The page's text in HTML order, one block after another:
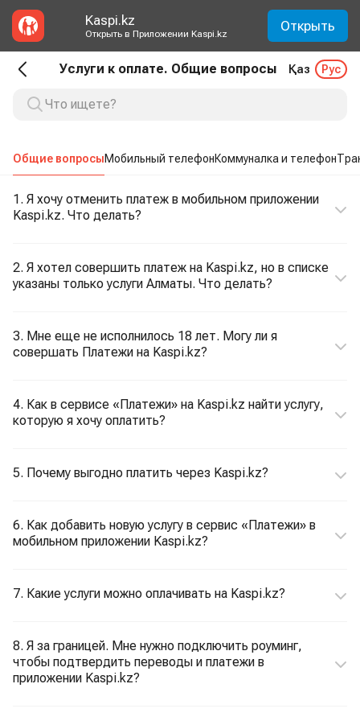
Kaspi.kz
Открыть в Приложении Kaspi.kz Открыть
Услуги к оплате. Общие вопросы Қаз Рус
Общие вопросыМобильный телефонКоммуналка и телефон
1. Я хочу отменить платеж в мобильном приложении
Kaspi.kz. Что делать?
2. Я хотел совершить платеж на Kaspi.kz, но в списке
указаны только услуги Алматы. Что делать?
3. Мне еще не исполнилось 18 лет. Могу ли я
совершать Платежи на Kaspi.kz?
4. Как в сервисе «Платежи» на Kaspi.kz найти услугу,
которую я хочу оплатить?
5. Почему выгодно платить через Kaspi.kz?
6. Как добавить новую услугу в сервис «Платежи» в
мобильном приложении Kaspi.kz?
7. Какие услуги можно оплачивать на Kaspi.kz?
8. Я за границей. Мне нужно подключить роуминг,
чтобы подтвердить переводы и платежи в
приложении Kaspi.kz?